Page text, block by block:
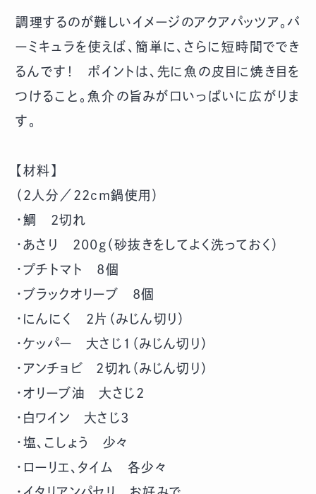
調理するのが難しいイメージのアクアパッツア。バ
ーミキュラを使えば、簡単に、さらに短時間ででき
るんです！ ポイントは、先に魚の皮目に焼き目を
つけること。魚介の旨みが口いっぱいに広がりま
す。
【材料】
（2人分／22cm鍋使用）
・鯛 2切れ
・あさり 200g（砂抜きをしてよく洗っておく）
・プチトマト 8個
・ブラックオリーブ 8個
・にんにく 2片（みじん切り）
・ケッパー 大さじ1（みじん切り）
・アンチョビ 2切れ（みじん切り）
・オリーブ油 大さじ2
・白ワイン 大さじ3
・塩、こしょう 少々
・ローリエ、タイム 各少々